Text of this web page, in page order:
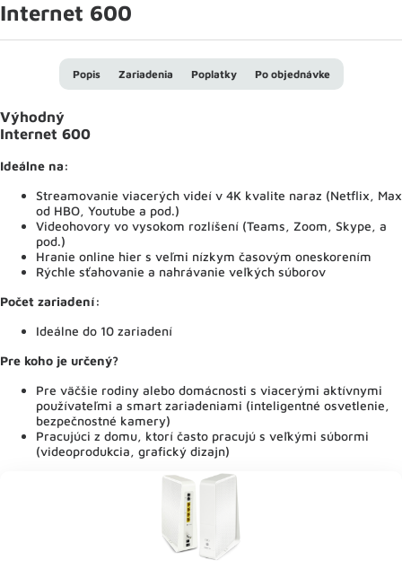
Internet 600
Popis Zariadenia Poplatky Po objednávke
Výhodný
Internet 600
Ideálne na:
Streamovanie viacerých videí v 4K kvalite naraz (Netflix, Max
od HBO, Youtube a pod.)
Videohovory vo vysokom rozlíšení (Teams, Zoom, Skype, a
pod.)
Hranie online hier s veľmi nízkym časovým oneskorením
Rýchle sťahovanie a nahrávanie veľkých súborov
Počet zariadení:
Ideálne do 10 zariadení
Pre koho je určený?
Pre väčšie rodiny alebo domácnosti s viacerými aktívnymi
používateľmi a smart zariadeniami (inteligentné osvetlenie,
bezpečnostné kamery)
Pracujúci z domu, ktorí často pracujú s veľkými súbormi
(videoprodukcia, grafický dizajn)